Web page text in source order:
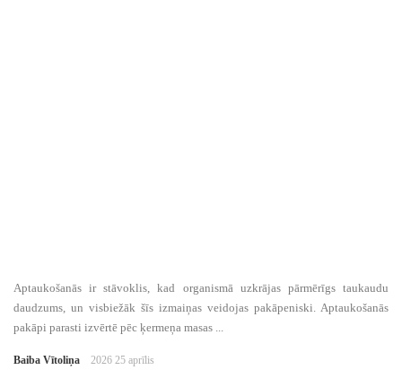
Aptaukošanās ir stāvoklis, kad organismā uzkrājas pārmērīgs taukaudu
daudzums, un visbiežāk šīs izmaiņas veidojas pakāpeniski. Aptaukošanās
pakāpi parasti izvērtē pēc ķermeņa masas ...
Baiba Vītoliņa 2026 25 aprīlis